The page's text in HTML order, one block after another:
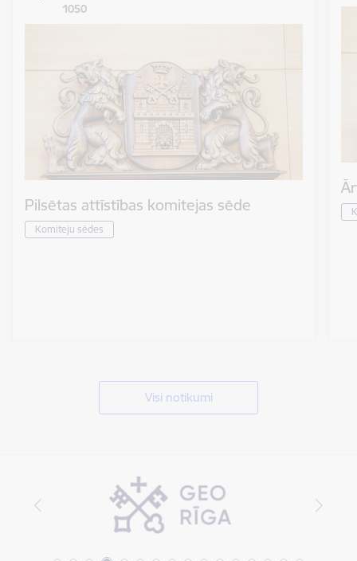
1050
Pilsētas attīstības komitejas sēde
Komiteju sēdes
Visi notikumi